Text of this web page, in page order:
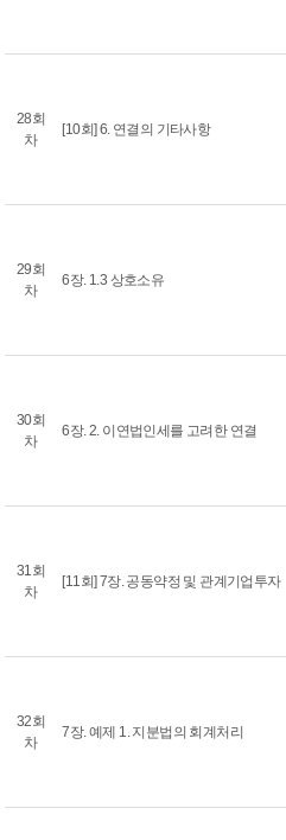
28회
차
[10회] 6. 연결의 기타사항
29회
차
6장. 1.3 상호소유
30회
차
6장. 2. 이연법인세를 고려한 연결
31회
차
[11회] 7장. 공동약정 및 관계기업투자
32회
차
7장. 예제 1. 지분법의 회계처리